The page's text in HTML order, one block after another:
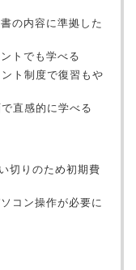
の内容に準拠した
トでも学べる
ト制度で復習もや
直感的に学べる
切りのため初期費
コン操作が必要に